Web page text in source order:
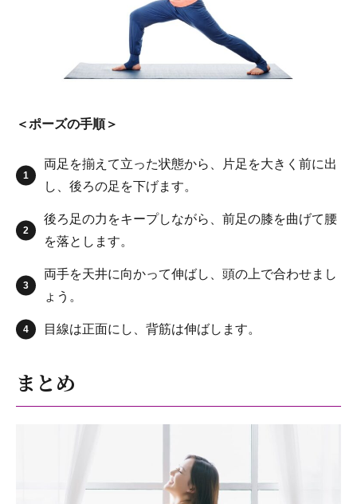
＜ポーズの手順＞
両足を揃えて立った状態から、片足を大きく前に出
し、後ろの足を下げます。
後ろ足の力をキープしながら、前足の膝を曲げて腰
を落とします。
両手を天井に向かって伸ばし、頭の上で合わせまし
ょう。
目線は正面にし、背筋は伸ばします。
まとめ